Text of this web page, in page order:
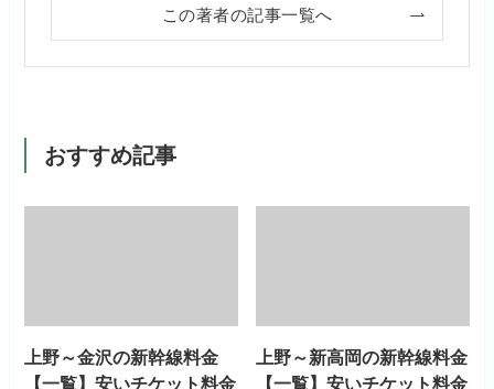
この著者の記事一覧へ
おすすめ記事
上野～金沢の新幹線料金
【一覧】安いチケット料金
上野～新高岡の新幹線料金
【一覧】安いチケット料金